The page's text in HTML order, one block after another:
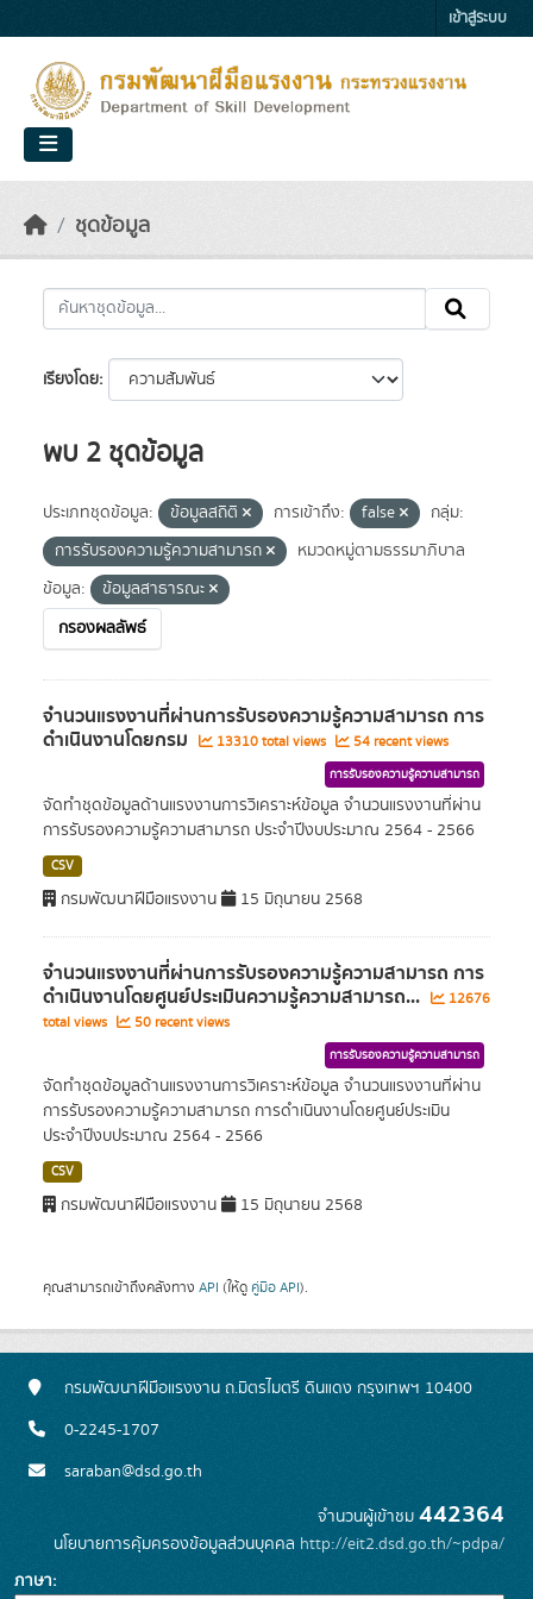
เข้าสู่ระบบ
ชุดข้อมูล
เรียงโดย
พบ 2 ชุดข้อมูล
ประเภทชุดข้อมูล: ข้อมูลสถิติ การเข้าถึง: false
กลุ่ม:
การรับรองความรู้ความสามารถ
หมวดหมู่ตามธรรมาภิบาล
ข้อมูล:
ข้อมูลสาธารณะ
กรองผลลัพธ์
จำนวนแรงงานที่ผ่านการรับรองความรู้ความสามารถ การ
ดำเนินงานโดยกรม 13310 total views 54 recent views
การรับรองความรู้ความสามารถ
จัดทำชุดข้อมูลด้านแรงงานการวิเคราะห์ข้อมูล จำนวนแรงงานที่ผ่าน
การรับรองความรู้ความสามารถ ประจำปีงบประมาณ 2564 - 2566
CSV
กรมพัฒนาฝีมือแรงงาน 15 มิถุนายน 2568
จำนวนแรงงานที่ผ่านการรับรองความรู้ความสามารถ การ
ดำเนินงานโดยศูนย์ประเมินความรู้ความสามารถ...
12676
total views
50 recent views
การรับรองความรู้ความสามารถ
จัดทำชุดข้อมูลด้านแรงงานการวิเคราะห์ข้อมูล จำนวนแรงงานที่ผ่าน
การรับรองความรู้ความสามารถ การดำเนินงานโดยศูนย์ประเมิน
ประจำปีงบประมาณ 2564 - 2566
CSV
กรมพัฒนาฝีมือแรงงาน 15 มิถุนายน 2568
คุณสามารถเข้าถึงคลังทาง API (ให้ดู คู่มือ API).
กรมพัฒนาฝีมือแรงงาน ถ.มิตรไมตรี ดินแดง กรุงเทพฯ 10400
0-2245-1707
saraban@dsd.go.th
จำนวนผู้เข้าชม 442364
นโยบายการคุ้มครองข้อมูลส่วนบุคคล http://eit2.dsd.go.th/~pdpa/
ภาษา